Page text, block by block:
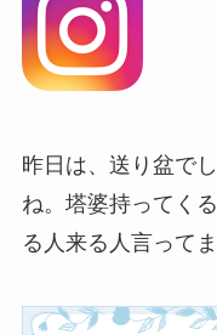
昨日は、送り盆で
ね。塔婆持ってく
る人来る人言って